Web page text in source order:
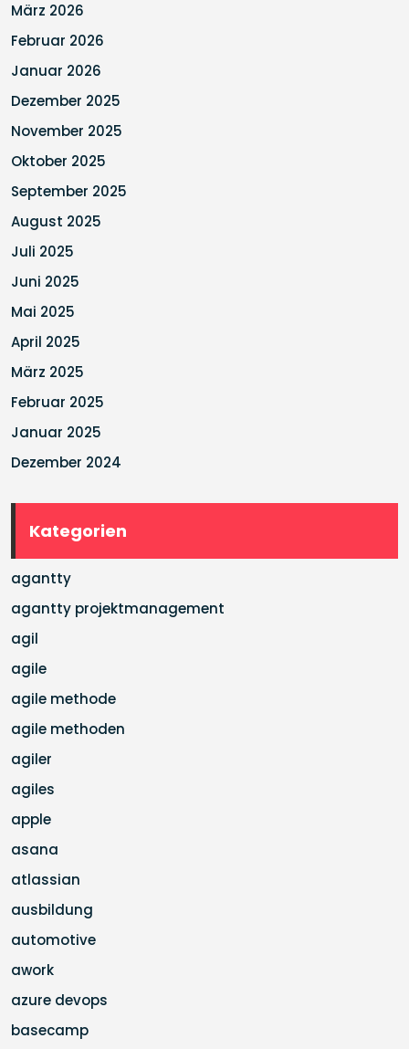
März 2026
Februar 2026
Januar 2026
Dezember 2025
November 2025
Oktober 2025
September 2025
August 2025
Juli 2025
Juni 2025
Mai 2025
April 2025
März 2025
Februar 2025
Januar 2025
Dezember 2024
Kategorien
agantty
agantty projektmanagement
agil
agile
agile methode
agile methoden
agiler
agiles
apple
asana
atlassian
ausbildung
automotive
awork
azure devops
basecamp